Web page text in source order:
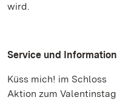
wird.
Service und Information
Küss mich! im Schloss
Aktion zum Valentinstag